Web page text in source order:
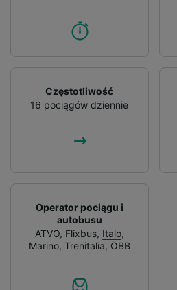
Częstotliwość
16 pociągów dziennie
Operator pociągu i
autobusu
ATVO, Flixbus, Italo,
Marino, Trenitalia, ÖBB